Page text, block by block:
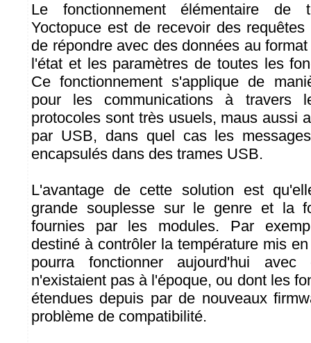
Le fonctionnement élémentaire de
Yoctopuce est de recevoir des
de répondre avec des données au
l'état et les paramètres de toutes les
Ce fonctionnement s'applique de
pour les communications à travers
protocoles sont très usuels, maus aussi
par USB, dans quel cas les
encapsulés dans des trames USB.
L'avantage de cette solution est
grande souplesse sur le genre et la
fournies par les modules. Par
destiné à contrôler la température mis
pourra fonctionner aujourd'hui
n'existaient pas à l'époque, ou dont les
étendues depuis par de nouveaux
problème de compatibilité.